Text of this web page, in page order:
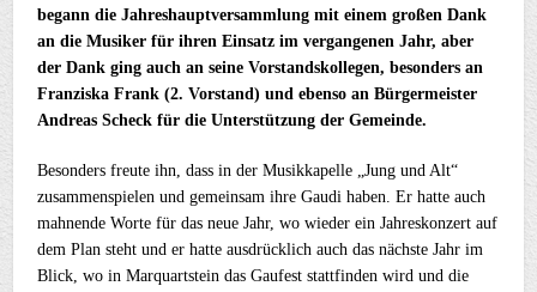
begann die Jahreshauptversammlung mit einem großen Dank
an die Musiker für ihren Einsatz im vergangenen Jahr, aber
der Dank ging auch an seine Vorstandskollegen, besonders an
Franziska Frank (2. Vorstand) und ebenso an Bürgermeister
Andreas Scheck für die Unterstützung der Gemeinde.
Besonders freute ihn, dass in der Musikkapelle „Jung und Alt“
zusammenspielen und gemeinsam ihre Gaudi haben. Er hatte auch
mahnende Worte für das neue Jahr, wo wieder ein Jahreskonzert auf
dem Plan steht und er hatte ausdrücklich auch das nächste Jahr im
Blick, wo in Marquartstein das Gaufest stattfinden wird und die